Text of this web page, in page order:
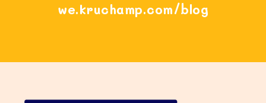
we.kruchamp.com/blog